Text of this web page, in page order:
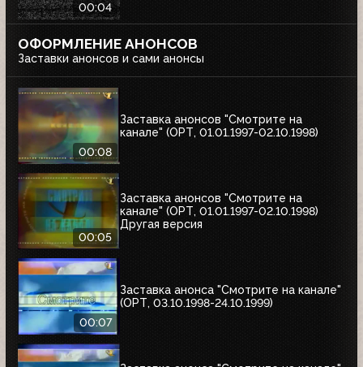
00:04
ОФОРМЛЕНИЕ АНОНСОВ
Заставки анонсов и сами анонсы
00:08
Заставка анонсов "Смотрите на
канале" (ОРТ, 01.01.1997-02.10.1998)
00:05
Заставка анонсов "Смотрите на
канале" (ОРТ, 01.01.1997-02.10.1998)
Другая версия
00:07
Заставка анонса "Смотрите на канале"
(ОРТ, 03.10.1998-24.10.1999)